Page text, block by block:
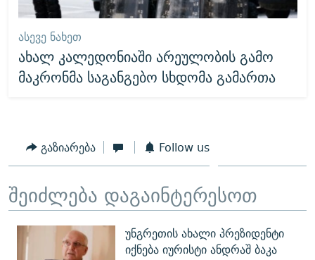
ᲐᲡᲔᲕᲔ ᲜᲐᲮᲔᲗ
ახალ კალედონიაში არეულობის გამო
მაკრონმა საგანგებო სხდომა გამართა
გაზიარება Follow us
შეიძლება დაგაინტერესოთ
უნგრეთის ახალი პრეზიდენტი
იქნება იურისტი ანდრაშ ბაკა